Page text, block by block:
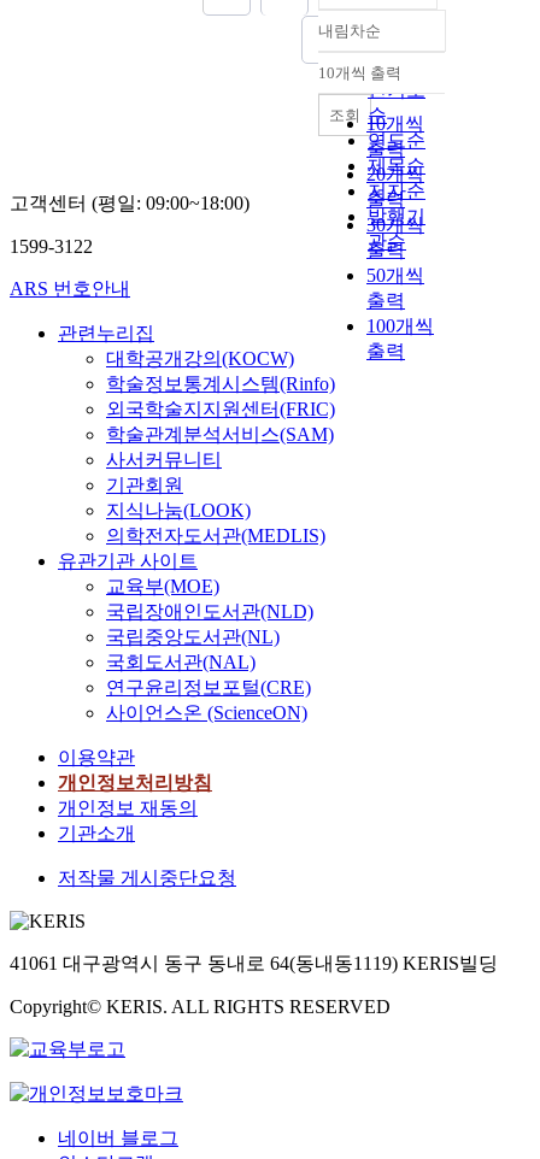
정확도
순
인기도
순
연도순
제목순
저자순
발행기
관순
내림차순
내림차순
10개씩 출력
10개씩
출력
20개씩
출력
30개씩
출력
50개씩
출력
100개씩
출력
조회
고객센터 (평일: 09:00~18:00)
1599-3122
ARS 번호안내
관련누리집
대학공개강의(KOCW)
학술정보통계시스템(Rinfo)
외국학술지지원센터(FRIC)
학술관계분석서비스(SAM)
사서커뮤니티
기관회원
지식나눔(LOOK)
의학전자도서관(MEDLIS)
유관기관 사이트
교육부(MOE)
국립장애인도서관(NLD)
국립중앙도서관(NL)
국회도서관(NAL)
연구윤리정보포털(CRE)
사이언스온 (ScienceON)
이용약관
개인정보처리방침
개인정보 재동의
기관소개
저작물 게시중단요청
41061 대구광역시 동구 동내로 64(동내동1119) KERIS빌딩
Copyright© KERIS. ALL RIGHTS RESERVED
네이버 블로그